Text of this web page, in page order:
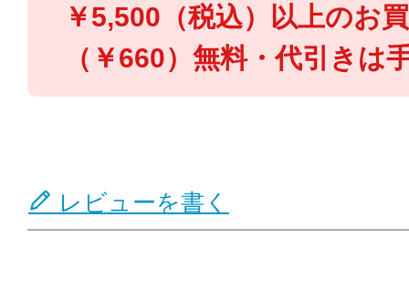
￥5,500（税込）以上のお
（￥660）無料・代引きは
レビューを書く